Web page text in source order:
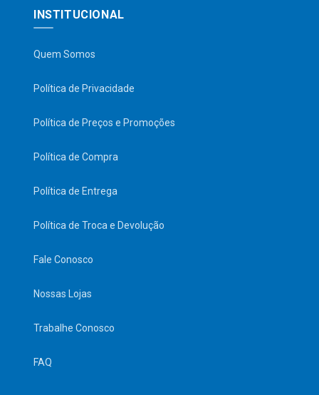
INSTITUCIONAL
Quem Somos
Política de Privacidade
Política de Preços e Promoções
Política de Compra
Política de Entrega
Política de Troca e Devolução
Fale Conosco
Nossas Lojas
Trabalhe Conosco
FAQ